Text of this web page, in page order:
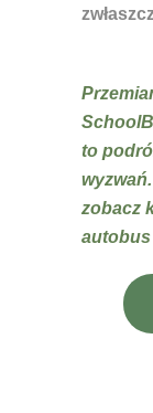
to
zobacz
autobus